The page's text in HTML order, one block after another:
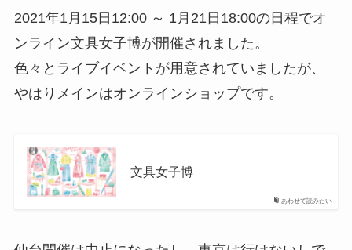
2021年1月15日12:00 ～ 1月21日18:00の日程でオ
ンライン文具女子博が開催されました。
色々とライブイベントが用意されていましたが、
やはりメインはオンラインショップです。
あわせて読みたい
文具女子博